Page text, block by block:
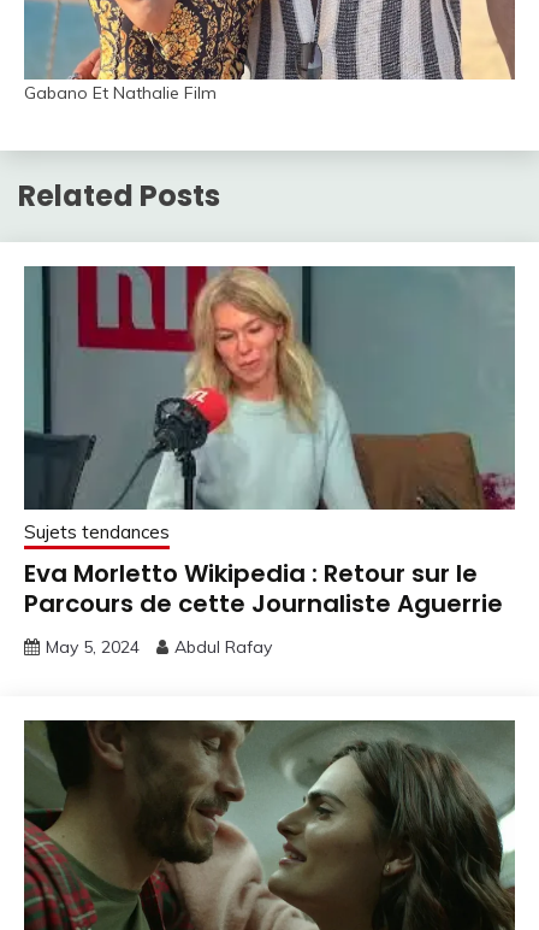
Gabano Et Nathalie Film
Related Posts
Sujets tendances
Eva Morletto Wikipedia : Retour sur le
Parcours de cette Journaliste Aguerrie
May 5, 2024 Abdul Rafay